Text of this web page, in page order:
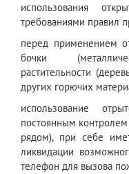
использования
требованиями правил
перед применением
бочки
растительности
других горючих
использование
постоянным
рядом), при себе
ликвидации
телефон для вызова